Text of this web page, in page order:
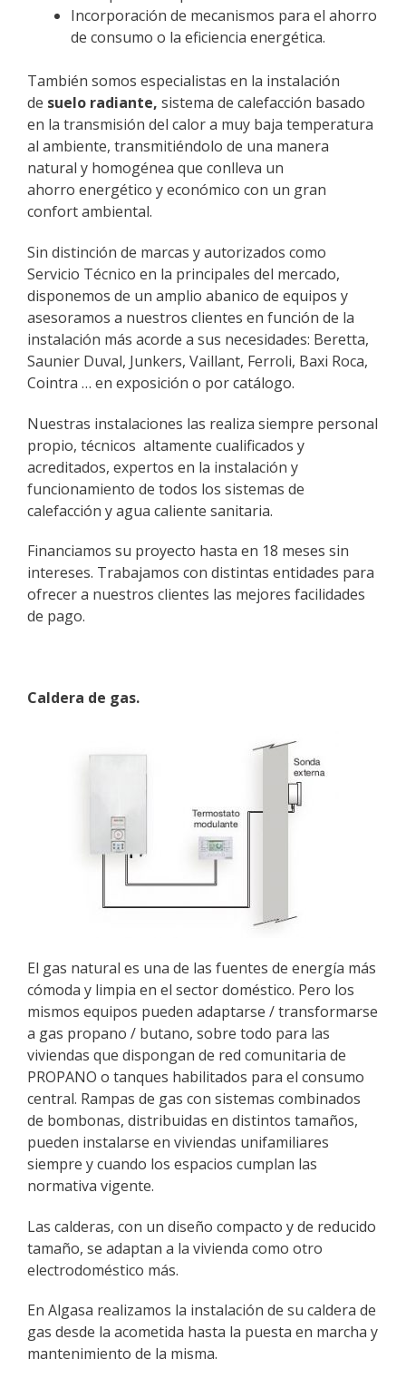
Incorporación de mecanismos para el ahorro
de consumo o la eficiencia energética.
También somos especialistas en la instalación
de suelo radiante, sistema de calefacción basado
en la transmisión del calor a muy baja temperatura
al ambiente, transmitiéndolo de una manera
natural y homogénea que conlleva un
ahorro energético y económico con un gran
confort ambiental.
Sin distinción de marcas y autorizados como
Servicio Técnico en la principales del mercado,
disponemos de un amplio abanico de equipos y
asesoramos a nuestros clientes en función de la
instalación más acorde a sus necesidades: Beretta,
Saunier Duval, Junkers, Vaillant, Ferroli, Baxi Roca,
Cointra … en exposición o por catálogo.
Nuestras instalaciones las realiza siempre personal
propio, técnicos altamente cualificados y
acreditados, expertos en la instalación y
funcionamiento de todos los sistemas de
calefacción y agua caliente sanitaria.
Financiamos su proyecto hasta en 18 meses sin
intereses. Trabajamos con distintas entidades para
ofrecer a nuestros clientes las mejores facilidades
de pago.
Caldera de gas.
El gas natural es una de las fuentes de energía más
cómoda y limpia en el sector doméstico. Pero los
mismos equipos pueden adaptarse / transformarse
a gas propano / butano, sobre todo para las
viviendas que dispongan de red comunitaria de
PROPANO o tanques habilitados para el consumo
central. Rampas de gas con sistemas combinados
de bombonas, distribuidas en distintos tamaños,
pueden instalarse en viviendas unifamiliares
siempre y cuando los espacios cumplan las
normativa vigente.
Las calderas, con un diseño compacto y de reducido
tamaño, se adaptan a la vivienda como otro
electrodoméstico más.
En Algasa realizamos la instalación de su caldera de
gas desde la acometida hasta la puesta en marcha y
mantenimiento de la misma.